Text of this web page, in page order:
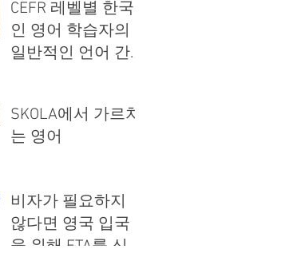
CEFR 레벨별 한국
인 영어 학습자의
일반적인 언어 간
SKOLA에서 가르치
는 영어
비자가 필요하지
않다면 영국 입국
을 위해 ETA를 신청